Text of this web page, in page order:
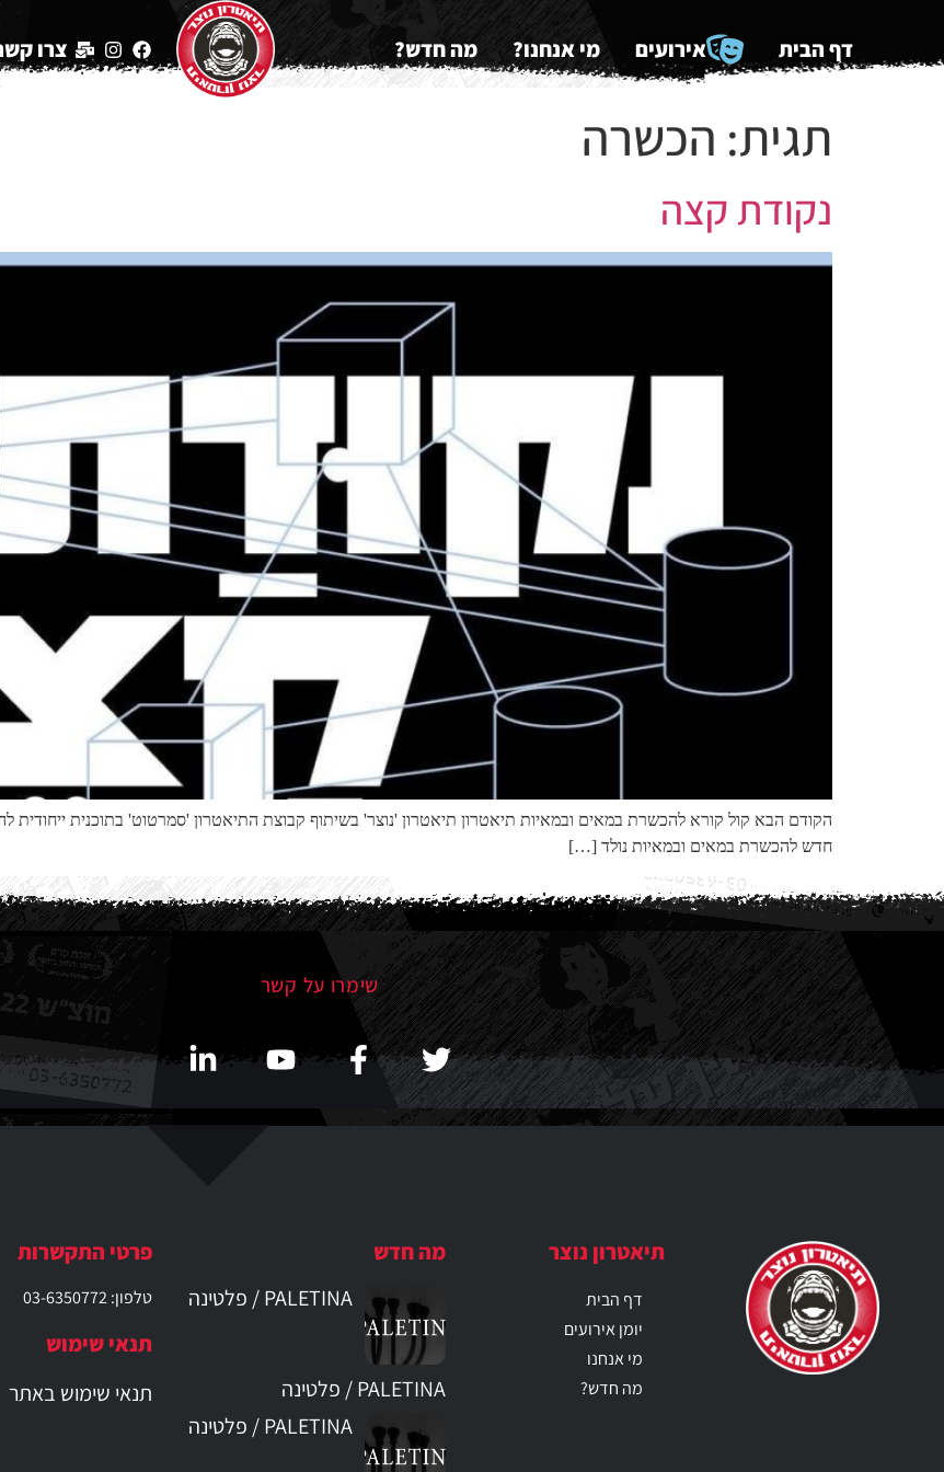
דף הבית אירועים מי אנחנו? מה חדש? צרו
תגית: הכשרה
נקודת קצה
הקודם הבא קול קורא להכשרת במאים ובמאיות תיאטרון תיאטרון 'נוצר' בשיתוף קבוצת התיאטרון 'סמרטוט' בתוכנית
חדש להכשרת במאים ובמאיות נולד […]
שימרו על קשר
תיאטרון נוצר
דף הבית
יומן אירועים
מי אנחנו
מה חדש?
מה חדש
PALETINA / פלטינה
PALETINA / פלטינה
PALETINA / פלטינה
פרטי התקשרות
טלפון: 03-6350772
תנאי שימוש
תנאי שימוש באתר